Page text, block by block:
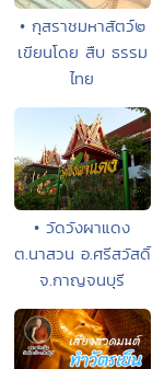
• กุสราชมหาสัตว์๒
เขียนโดย สืบ ธรรม
ไทย
• วัดวังผาแดง
ต.นาสวน อ.ศรีสวัสดิ์
จ.กาญจนบุรี